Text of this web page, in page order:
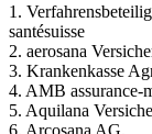
1.
santésuisse
2. aerosana
3. Krankenkasse
4. AMB assurance-
5. Aquilana
6. Arcosana AG,